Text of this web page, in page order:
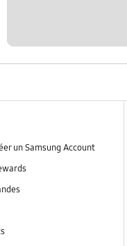
un Samsung Account